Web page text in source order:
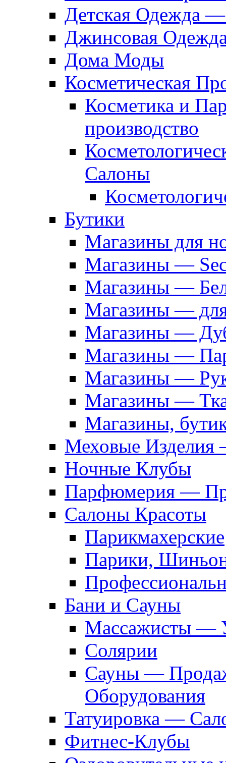
Детская Одежда
Джинсовая
Дома Моды
Косметическая
Косметика и
производство
Салоны
Бутики
Магазины для
Магазины —
Магазины —
Магазины —
Магазины —
Магазины —
Магазины —
Магазины —
Магазины,
Меховые Изделия
Ночные Клубы
Парфюмерия —
Салоны Красоты
Парикмахерские
Парики,
Бани и Сауны
Массажисты —
Солярии
Сауны —
Оборудования
Татуировка —
Фитнес-Клубы